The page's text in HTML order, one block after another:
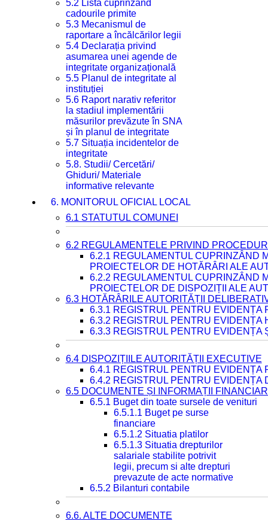
5.2 Lista cuprinzând
cadourile primite
5.3 Mecanismul de
raportare a încălcărilor legii
5.4 Declarația privind
asumarea unei agende de
integritate organizațională
5.5 Planul de integritate al
instituției
5.6 Raport narativ referitor
la stadiul implementării
măsurilor prevăzute în SNA
și în planul de integritate
5.7 Situația incidentelor de
integritate
5.8. Studii/ Cercetări/
Ghiduri/ Materiale
informative relevante
6. MONITORUL OFICIAL LOCAL
6.1 STATUTUL COMUNEI
6.2 REGULAMENTELE PRIVIND
6.2.1 REGULAMENTUL CUPRINZÂND
PROIECTELOR DE HOTĂRÂRI ALE
6.2.2 REGULAMENTUL CUPRINZÂND
PROIECTELOR DE DISPOZIȚII ALE
6.3 HOTĂRÂRILE AUTORITĂȚII
6.3.1 REGISTRUL PENTRU EVIDENȚA
6.3.2 REGISTRUL PENTRU EVIDENȚA
6.3.3 REGISTRUL PENTRU EVIDENȚA
6.4 DISPOZIȚIILE AUTORITĂȚII EXECUTIVE
6.4.1 REGISTRUL PENTRU EVIDENȚA
6.4.2 REGISTRUL PENTRU EVIDENȚA
6.5 DOCUMENTE ȘI INFORMAȚII
6.5.1 Buget din toate sursele de venituri
6.5.1.1 Buget pe surse
financiare
6.5.1.2 Situatia platilor
6.5.1.3 Situatia drepturilor
salariale stabilite potrivit
legii, precum si alte drepturi
prevazute de acte normative
6.5.2 Bilanturi contabile
6.6. ALTE DOCUMENTE